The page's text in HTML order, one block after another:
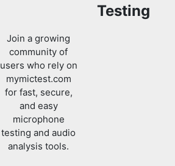
Testing
Join a growing
community of
users who rely on
mymictest.com
for fast, secure,
and easy
microphone
testing and audio
analysis tools.